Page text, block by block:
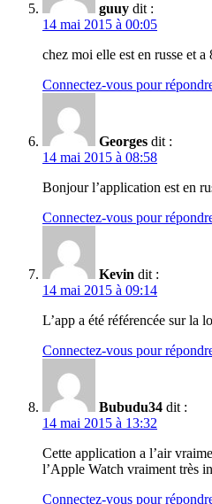
guuy dit :
14 mai 2015 à 00:05
chez moi elle est en russe et
Connectez-vous pour
Georges dit :
14 mai 2015 à 08:58
Bonjour l’application est en
Connectez-vous pour
Kevin dit :
14 mai 2015 à 09:14
L’app a été référencée sur la
Connectez-vous pour
Bubudu34 dit :
14 mai 2015 à 13:32
Cette application a l’air
l’Apple Watch vraiment très
Connectez-vous pour